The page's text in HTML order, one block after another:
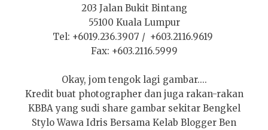
203 Jalan Bukit Bintang
55100 Kuala Lumpur
Tel: +6019.236.3907 / +603.2116.9619
Fax: +603.2116.5999
Okay, jom tengok lagi gambar....
Kredit buat photographer dan juga rakan-rakan
KBBA yang sudi share gambar sekitar Bengkel
Stylo Wawa Idris Bersama Kelab Blogger Ben